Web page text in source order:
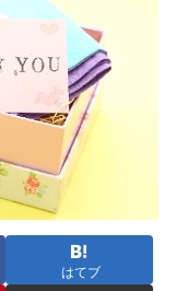
はてブ